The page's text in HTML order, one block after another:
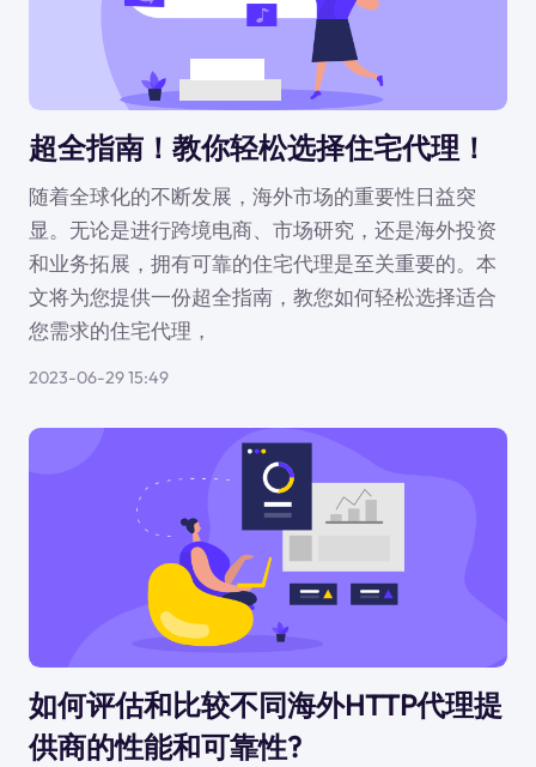
超全指南！教你轻松选择住宅代理！
随着全球化的不断发展，海外市场的重要性日益突
显。无论是进行跨境电商、市场研究，还是海外投资
和业务拓展，拥有可靠的住宅代理是至关重要的。本
文将为您提供一份超全指南，教您如何轻松选择适合
您需求的住宅代理，
2023-06-29 15:49
如何评估和比较不同海外HTTP代理提
供商的性能和可靠性?